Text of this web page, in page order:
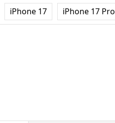
iPhone 17 iPhone 17 Pro